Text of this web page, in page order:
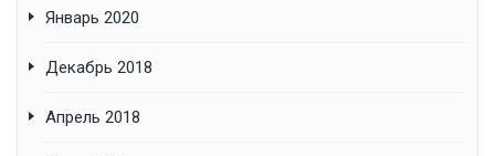
Январь 2020
Декабрь 2018
Апрель 2018